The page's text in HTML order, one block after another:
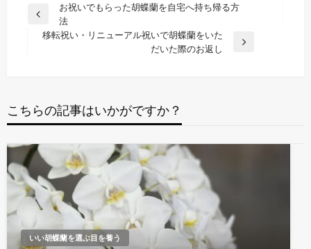
投
ー
シ
ョ
ン
お祝いでもらった胡蝶蘭を自宅へ持ち帰る方
法
移転祝い・リニューアル祝いで胡蝶蘭をいた
だいた際のお返し
こちらの記事はいかがですか？
いい胡蝶蘭を選ぶ目を養う